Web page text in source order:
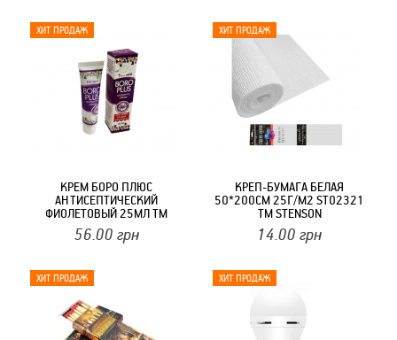
КРЕМ БОРО ПЛЮС
АНТИСЕПТИЧЕСКИЙ
ФИОЛЕТОВЫЙ 25МЛ ТМ
HIMANI
56.00 грн
КРЕП-БУМАГА БЕЛАЯ
50*200СМ 25Г/М2 ST02321
ТМ STENSON
14.00 грн